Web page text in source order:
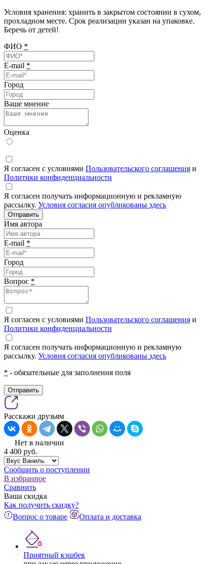
Условия хранения: хранить в закрытом состоянии в сухом,
прохладном месте. Срок реализации указан на упаковке.
Беречь от детей!
ФИО *
E-mail *
Город
Ваше мнение
Оценка
Я согласен с условиями Пользовательского соглашения и
Политики конфиденциальности
Я согласен получать информационную и рекламную
рассылку. Условия согласия опубликованы здесь
Отправить
Имя автора
E-mail *
Город
Вопрос *
Я согласен с условиями Пользовательского соглашения и
Политики конфиденциальности
Я согласен получать информационную и рекламную
рассылку. Условия согласия опубликованы здесь
* - обязательные для заполнения поля
Отправить
Расскажи друзьям
Нет в наличии
4 400 pуб.
Сообщить о поступлении
В избранное
Сравнить
Ваша скидка
Как получить скидку?
Вопрос о товаре
Оплата и доставка
Приятный кэшбек